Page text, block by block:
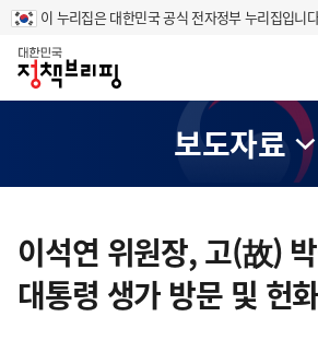
이 누리집은 대한민국 공식 전자정부 누리집입니
홈
보도자료
텐
츠
영
이석연 위원장, 고(故)
대통령 생가 방문 및 헌화